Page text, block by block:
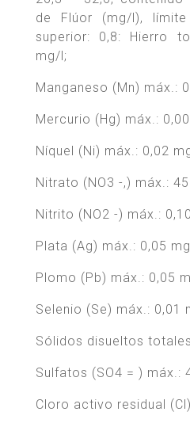
de Flúor (mg/l),
superior: 0,8: Hierro
mg/l;
Manganeso (Mn) máx.:
Mercurio (Hg) máx.:
Níquel (Ni) máx.: 0,02
Nitrato (NO3 -,) máx.:
Nitrito (NO2 -) máx.:
Plata (Ag) máx.: 0,05
Plomo (Pb) máx.: 0,05
Selenio (Se) máx.: 0,01
Sólidos disueltos
Sulfatos (SO4 = ) máx.:
Cloro activo residual